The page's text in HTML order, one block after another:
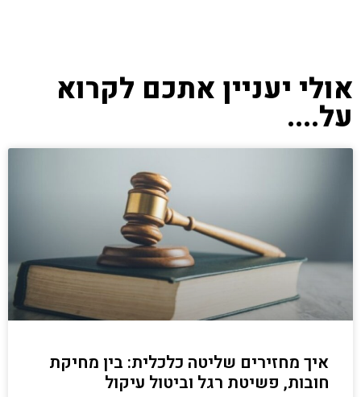
אולי יעניין אתכם לקרוא
על....
איך מחזירים שליטה כלכלית: בין מחיקת
חובות, פשיטת רגל וביטול עיקול